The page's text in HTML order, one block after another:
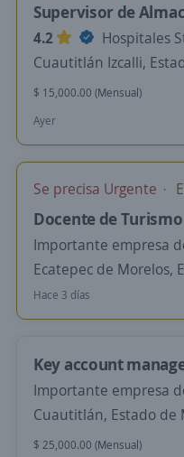
Supervisor de
4.2
Hospitales
Cuautitlán Izcalli,
$ 15,000.00 (Mensual)
Ayer
Se precisa Urgente
Docente de
Importante empresa
Ecatepec de Morelos,
Hace 3 días
Key account
Importante empresa
Cuautitlán, Estado de
$ 25,000.00 (Mensual)